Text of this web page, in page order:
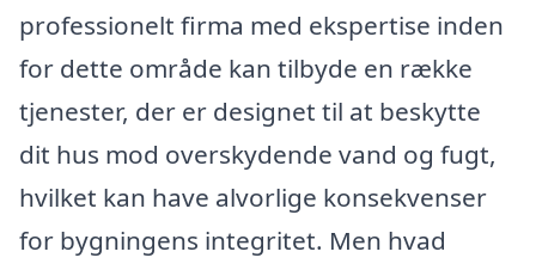
professionelt firma med ekspertise inden
for dette område kan tilbyde en række
tjenester, der er designet til at beskytte
dit hus mod overskydende vand og fugt,
hvilket kan have alvorlige konsekvenser
for bygningens integritet. Men hvad